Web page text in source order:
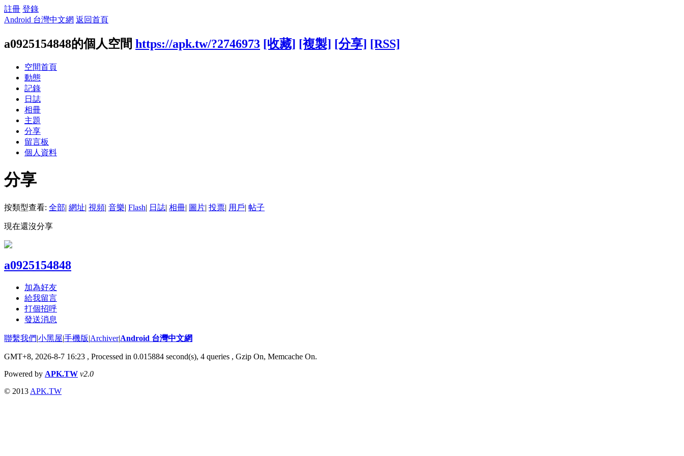
註冊 登錄
Android 台灣中文網 返回首頁
a0925154848的個人空間 https://apk.tw/?2746973 [收藏] [複製] [分享] [RSS]
空間首頁
動態
記錄
日誌
相冊
主題
分享
留言板
個人資料
分享
按類型查看: 全部| 網址| 視頻| 音樂| Flash| 日誌| 相冊| 圖片| 投票| 用戶| 帖子
現在還沒分享
a0925154848
加為好友
給我留言
打個招呼
發送消息
聯繫我們|小黑屋|手機版|Archiver|Android 台灣中文網
GMT+8, 2026-8-7 16:23 , Processed in 0.015884 second(s), 4 queries , Gzip On, Memcache On.
Powered by APK.TW v2.0
© 2013 APK.TW